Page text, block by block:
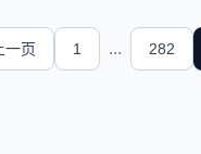
一页 1 ... 282